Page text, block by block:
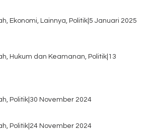
Ekonomi, Lainnya, Politik 5 Januari 2025
Hukum dan Keamanan, Politik 13
Politik 30 November 2024
Politik 24 November 2024